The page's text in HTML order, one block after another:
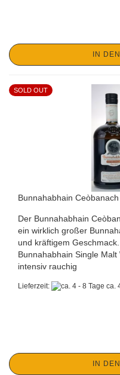
IN
SOLD OUT
Bunnahabhain Ceòbanach
Der Bunnahabhain
ein wirklich großer
und kräftigem
Bunnahabhain Single
intensiv rauchig
Lieferzeit: ca.
IN